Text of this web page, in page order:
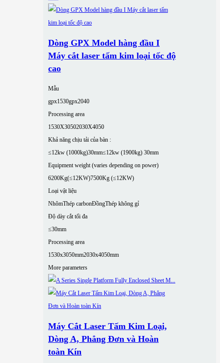
Dòng GPX Model hàng đầu I
Máy cắt laser tấm kim loại tốc độ
cao
Mẫu
gpx1530gpx2040
Processing area
1530X30502030X4050
Khả năng chịu tải của bàn :
≤12kw (1000kg)30mm≤12kw (1900kg) 30mm
Equipment weight (varies depending on power)
6200Kg(≤12KW)7500Kg (≤12KW)
Loại vật liệu
NhômThép carbonĐồngThép không gỉ
Độ dày cắt tối đa
≤30mm
Processing area
1530x3050mm2030x4050mm
More parameters
Máy Cắt Laser Tấm Kim Loại,
Dòng A, Phẳng Đơn và Hoàn
toàn Kín